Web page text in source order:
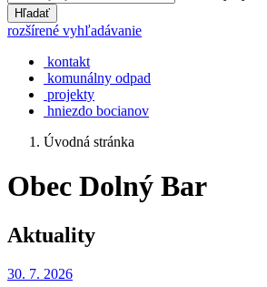
Hľadať
rozšírené vyhľadávanie
kontakt
komunálny odpad
projekty
hniezdo bocianov
Úvodná stránka
Obec Dolný Bar
Aktuality
30. 7. 2026